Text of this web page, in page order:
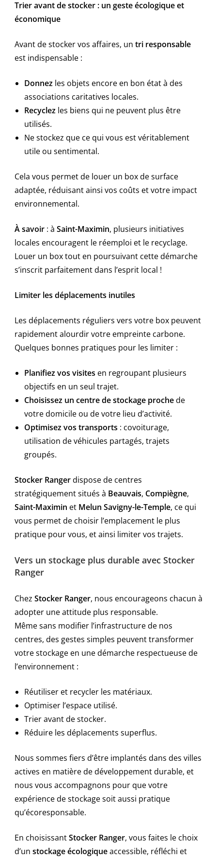
Trier avant de stocker : un geste écologique et
économique
Avant de stocker vos affaires, un tri responsable
est indispensable :
Donnez les objets encore en bon état à des
associations caritatives locales.
Recyclez les biens qui ne peuvent plus être
utilisés.
Ne stockez que ce qui vous est véritablement
utile ou sentimental.
Cela vous permet de louer un box de surface
adaptée, réduisant ainsi vos coûts et votre impact
environnemental.
À savoir : à Saint-Maximin, plusieurs initiatives
locales encouragent le réemploi et le recyclage.
Louer un box tout en poursuivant cette démarche
s’inscrit parfaitement dans l’esprit local !
Limiter les déplacements inutiles
Les déplacements réguliers vers votre box peuvent
rapidement alourdir votre empreinte carbone.
Quelques bonnes pratiques pour les limiter :
Planifiez vos visites en regroupant plusieurs
objectifs en un seul trajet.
Choisissez un centre de stockage prochede
votre domicile ou de votre lieu d’activité.
Optimisez vos transports : covoiturage,
utilisation de véhicules partagés, trajets
groupés.
Stocker Rangerdispose de centres
stratégiquement situés à Beauvais, Compiègne,
Saint-Maximin et Melun Savigny-le-Temple, ce qui
vous permet de choisir l’emplacement le plus
pratique pour vous, et ainsi limiter vos trajets.
Vers un stockage plus durable avec Stocker
Ranger
Chez Stocker Ranger, nous encourageons chacun à
adopter une attitude plus responsable.
Même sans modifier l’infrastructure de nos
centres, des gestes simples peuvent transformer
votre stockage en une démarche respectueuse de
l’environnement :
Réutiliser et recycler les matériaux.
Optimiser l’espace utilisé.
Trier avant de stocker.
Réduire les déplacements superflus.
Nous sommes fiers d’être implantés dans des villes
actives en matière de développement durable, et
nous vous accompagnons pour que votre
expérience de stockage soit aussi pratique
qu’écoresponsable.
En choisissantStocker Ranger, vous faites le choix
d’un stockage écologiqueaccessible, réfléchi et